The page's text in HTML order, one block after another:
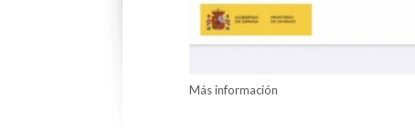
Más información